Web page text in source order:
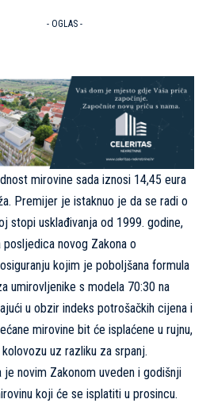
- OGLAS -
mirovine sada iznosi 14,45 eura
Premijer je istaknuo je da se radi o
stopi usklađivanja od 1999. godine,
novog Zakona o
kojim je poboljšana formula
umirovljenike s modela 70:30 na
u obzir indeks potrošačkih cijena i
mirovine bit će isplaćene u rujnu,
uz razliku za srpanj.
je novim Zakonom uveden i godišnji
koji će se isplatiti u prosincu.